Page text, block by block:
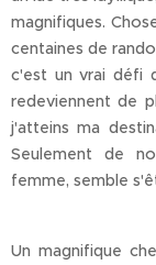
magnifiques.
centaines de
c'est un vrai défi
redeviennent de
j'atteins ma
Seulement de
femme, semble
Un magnifique